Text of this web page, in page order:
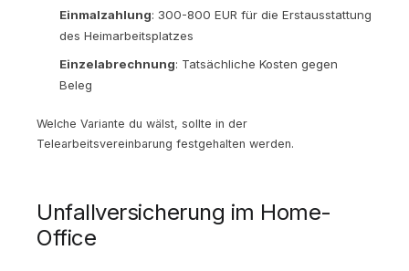
Einmalzahlung: 300-800 EUR für die Erstausstattung
des Heimarbeitsplatzes
Einzelabrechnung: Tatsächliche Kosten gegen
Beleg
Welche Variante du wälst, sollte in der
Telearbeitsvereinbarung festgehalten werden.
Unfallversicherung im Home-
Office